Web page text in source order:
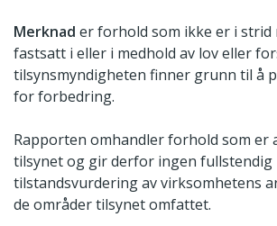
Merknad er forhold som ikke er i strid
fastsatt i eller i medhold av lov eller
tilsynsmyndigheten finner grunn til å
for forbedring.
Rapporten omhandler forhold som er
tilsynet og gir derfor ingen fullstendig
tilstandsvurdering av virksomhetens
de områder tilsynet omfattet.